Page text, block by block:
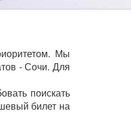
Мы
- Сочи. Для
поискать
билет на